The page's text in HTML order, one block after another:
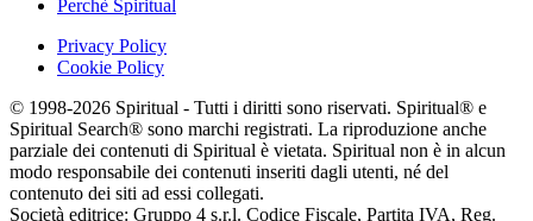
Perchè Spiritual
Privacy Policy
Cookie Policy
© 1998-2026 Spiritual - Tutti i diritti sono riservati. Spiritual® e
Spiritual Search® sono marchi registrati. La riproduzione anche
parziale dei contenuti di Spiritual è vietata. Spiritual non è in alcun
modo responsabile dei contenuti inseriti dagli utenti, né del
contenuto dei siti ad essi collegati.
Società editrice: Gruppo 4 s.r.l. Codice Fiscale, Partita IVA, Reg.